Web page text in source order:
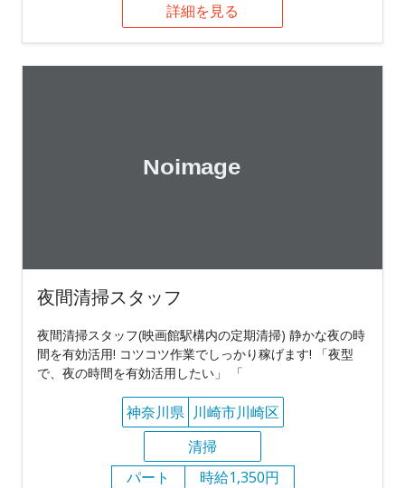
詳細を見る
夜間清掃スタッフ
夜間清掃スタッフ(映画館駅構内の定期清掃) 静かな夜の時
間を有効活用! コツコツ作業でしっかり稼げます! 「夜型
で、夜の時間を有効活用したい」 「
神奈川県 川崎市川崎区
清掃
パート
時給1,350円